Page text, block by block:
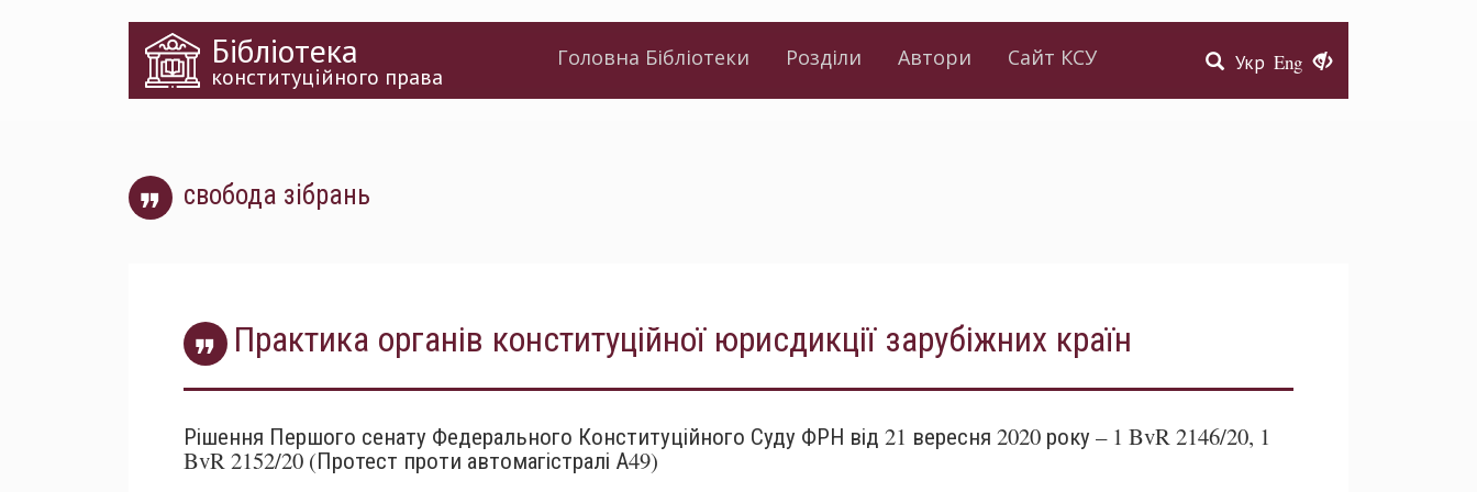
Укр Eng
Бібліотека
конституційного права
Головна Бібліотеки Розділи Автори Сайт КСУ
свобода зібрань
Практика органів конституційної юрисдикції зарубіжних країн
Рішення Першого сенату Федерального Конституційного Суду ФРН від 21 вересня 2020 року – 1 BvR 2146/20, 1
BvR 2152/20 (Протест проти автомагістралі А49)